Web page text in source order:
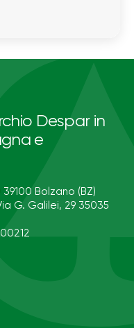
Despar in
e
Bolzano (BZ)
G. Galilei, 29 35035